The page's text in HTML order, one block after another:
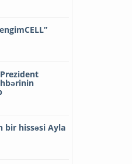
bir hissəsi Ayla